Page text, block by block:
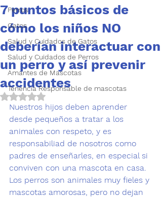
Perros
Gatos
Salud y Cuidados de Gatos
Salud y Cuidados de Perros
Amantes de Mascotas
Tenencia Responsable de mascotas
7 puntos básicos de
cómo los niños NO
deberían interactuar con
un perro y así prevenir
accidentes
Obtuvo NaN de 5 estrellas.
Nuestros hijos deben aprender
desde pequeños a tratar a los
animales con respeto, y es
responsabiliad de nosotros como
padres de enseñarles, en especial si
conviven con una mascota en casa.
Los perros son animales muy fieles y
mascotas amorosas, pero no dejan